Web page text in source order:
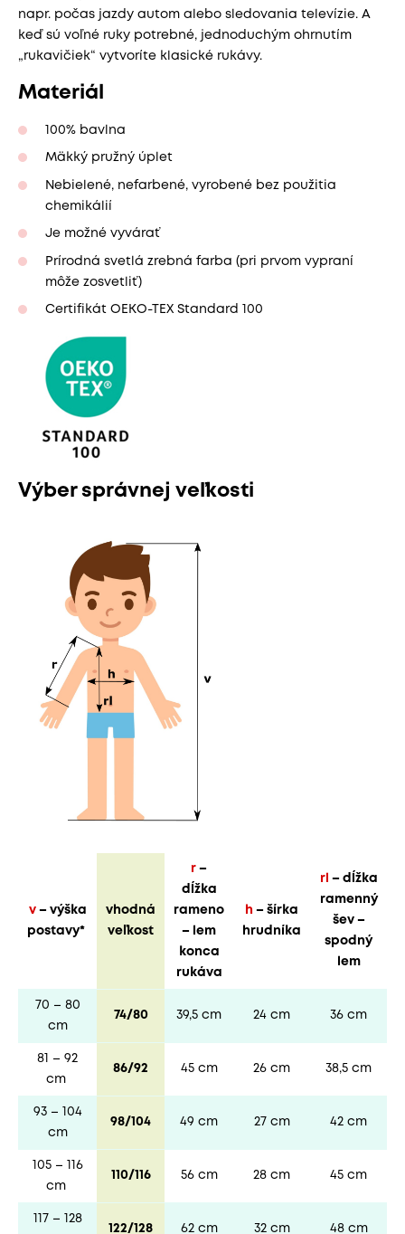
napr. počas jazdy autom alebo sledovania televízie. A
keď sú voľné ruky potrebné, jednoduchým ohrnutím
„rukavičiek“ vytvoríte klasické rukávy.
Materiál
100% bavlna
Mäkký pružný úplet
Nebielené, nefarbené, vyrobené bez použitia
chemikálií
Je možné vyvárať
Prírodná svetlá zrebná farba (pri prvom vypraní
môže zosvetliť)
Certifikát OEKO-TEX Standard 100
Výber správnej veľkosti
v– výška
postavy*
vhodná
veľkost
r –
dĺžka
rameno
– lem
konca
rukáva
h – šírka
hrudníka
rl – dĺžka
ramenný
šev –
spodný
lem
70 – 80
cm
74/80 39,5 cm 24 cm 36 cm
81 – 92
cm
86/92 45 cm 26 cm 38,5 cm
93 – 104
cm
98/104 49 cm 27 cm 42 cm
105 – 116
cm
110/116 56 cm 28 cm 45 cm
117 – 128
122/128
62 cm 32 cm 48 cm